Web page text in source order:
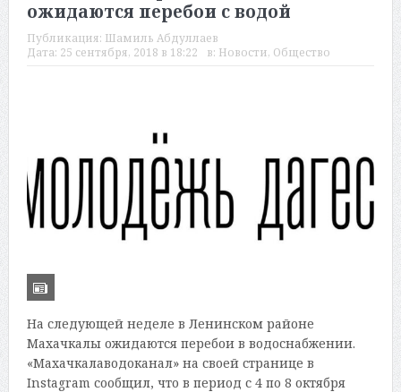
ожидаются перебои с водой
Публикация: Шамиль Абдуллаев
Дата: 25 сентября, 2018 в 18:22 в: Новости, Общество
На следующей неделе в Ленинском районе
Махачкалы ожидаются перебои в водоснабжении.
«Махачкалаводоканал» на своей странице в
Instagram сообщил, что в период с 4 по 8 октября